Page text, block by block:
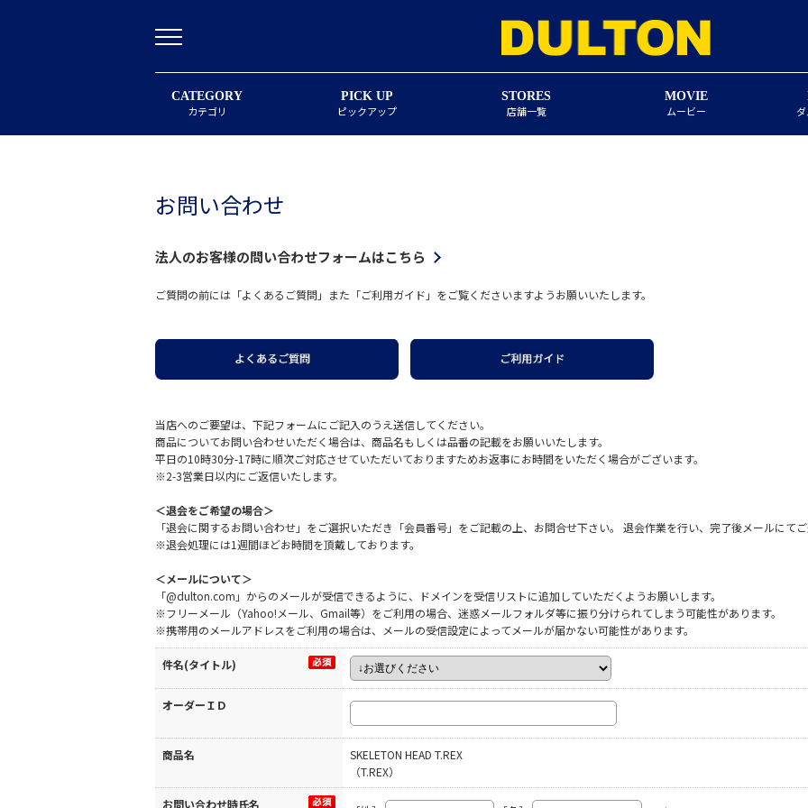
CATEGORY
カテゴリ
PICK UP
ピックアップ
STORES
店舗一覧
MOVIE
ムービー
お問い合わせ
法人のお客様の問い合わせフォームはこちら
ご質問の前には「よくあるご質問」また「ご利用ガイド」をご覧くださいますようお願いいたします。
当店へのご要望は、下記フォームにご記入のうえ送信してください。
商品についてお問い合わせいただく場合は、商品名もしくは品番の記載をお願いいたします。
平日の10時30分-17時に順次ご対応させていただいておりますためお返事にお時間をいただく場合がございます。
※2-3営業日以内にご返信いたします。
＜退会をご希望の場合＞
「退会に関するお問い合わせ」をご選択いただき「会員番号」をご記載の上、お問合せ下さい。 退会作業を行い、完了後メールにてご
※退会処理には1週間ほどお時間を頂戴しております。
＜メールについて＞
「@dulton.com」からのメールが受信できるように、ドメインを受信リストに追加していただくようお願いします。
※フリーメール（Yahoo!メール、Gmail等）をご利用の場合、迷惑メールフォルダ等に振り分けられてしまう可能性があります。
※携帯用のメールアドレスをご利用の場合は、メールの受信設定によってメールが届かない可能性があります。
件名(タイトル)
オーダーＩＤ
商品名
SKELETON HEAD T.REX
（T.REX）
お問い合わせ時氏名